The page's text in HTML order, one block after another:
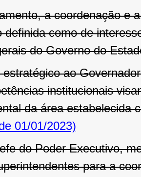
a coordenação e
definida como de
do Governo do
estratégico ao
institucionais
da área estabelecida
01/01/2023)
do Poder Executivo,
para a